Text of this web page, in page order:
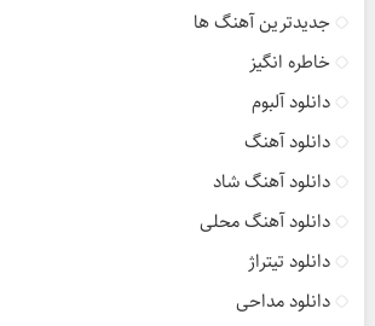
جدیدترین آهنگ ها
خاطره انگیز
دانلود آلبوم
دانلود آهنگ
دانلود آهنگ شاد
دانلود آهنگ محلی
دانلود تیتراژ
دانلود مداحی